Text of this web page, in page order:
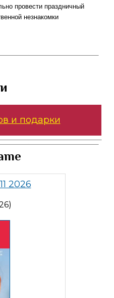
провести праздничный
незнакомки
и подарки
2026